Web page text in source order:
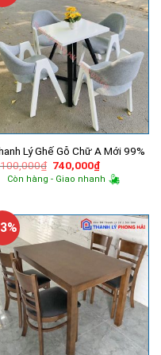
Lý Ghế Gỗ Chữ A Mới 99%
₫ Giá
gốc
là:
740,000₫Giá
hiện
tại
Còn hàng - Giao nhanh